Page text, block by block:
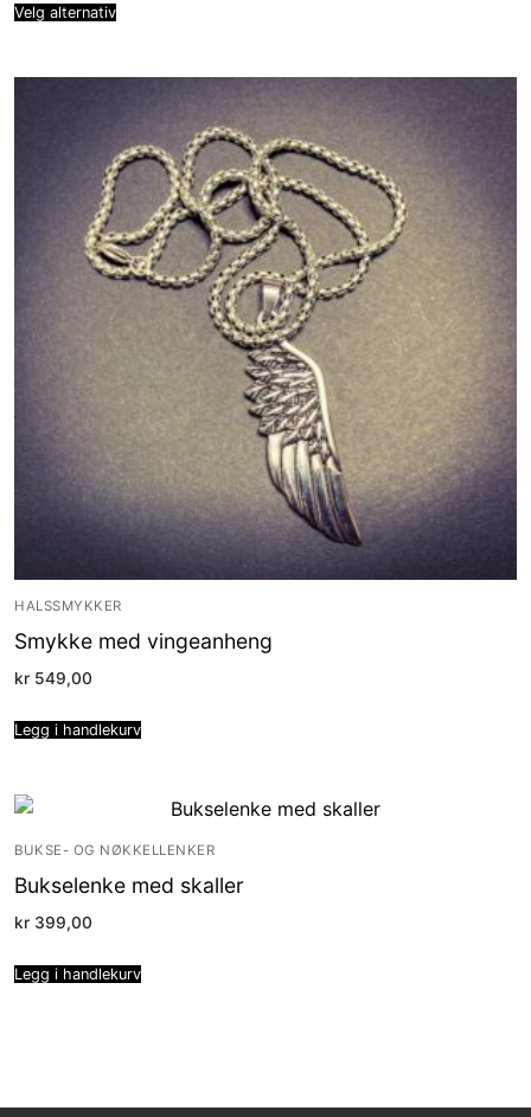
Velg alternativ
HALSSMYKKER
Smykke med vingeanheng
kr 549,00
Legg i handlekurv
BUKSE- OG NØKKELLENKER
Bukselenke med skaller
kr 399,00
Legg i handlekurv